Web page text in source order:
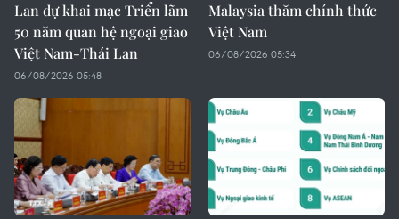
Lan dự khai mạc Triển lãm
50 năm quan hệ ngoại giao
Việt Nam-Thái Lan
06/08/2026 05:48
Malaysia thăm chính thức
Việt Nam
06/08/2026 05:34